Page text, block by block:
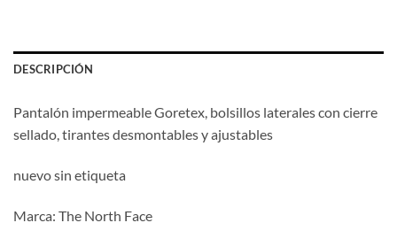
DESCRIPCIÓN
Pantalón impermeable Goretex, bolsillos laterales con cierre
sellado, tirantes desmontables y ajustables
nuevo sin etiqueta
Marca: The North Face